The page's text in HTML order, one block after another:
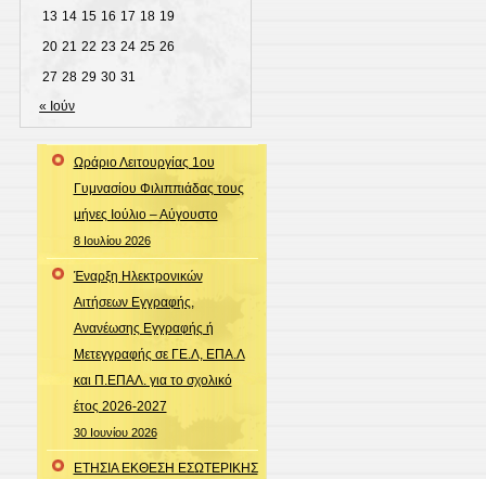
13 14 15 16 17 18 19
20 21 22 23 24 25 26
27 28 29 30 31
« Ιούν
Ωράριο Λειτουργίας 1ου
Γυμνασίου Φιλιππιάδας τους
μήνες Ιούλιο – Αύγουστο
8 Ιουλίου 2026
Έναρξη Ηλεκτρονικών
Αιτήσεων Εγγραφής,
Ανανέωσης Εγγραφής ή
Μετεγγραφής σε ΓΕ.Λ, ΕΠΑ.Λ
και Π.ΕΠΑΛ. για το σχολικό
έτος 2026-2027
30 Ιουνίου 2026
ΕΤΗΣΙΑ ΕΚΘΕΣΗ ΕΣΩΤΕΡΙΚΗΣ